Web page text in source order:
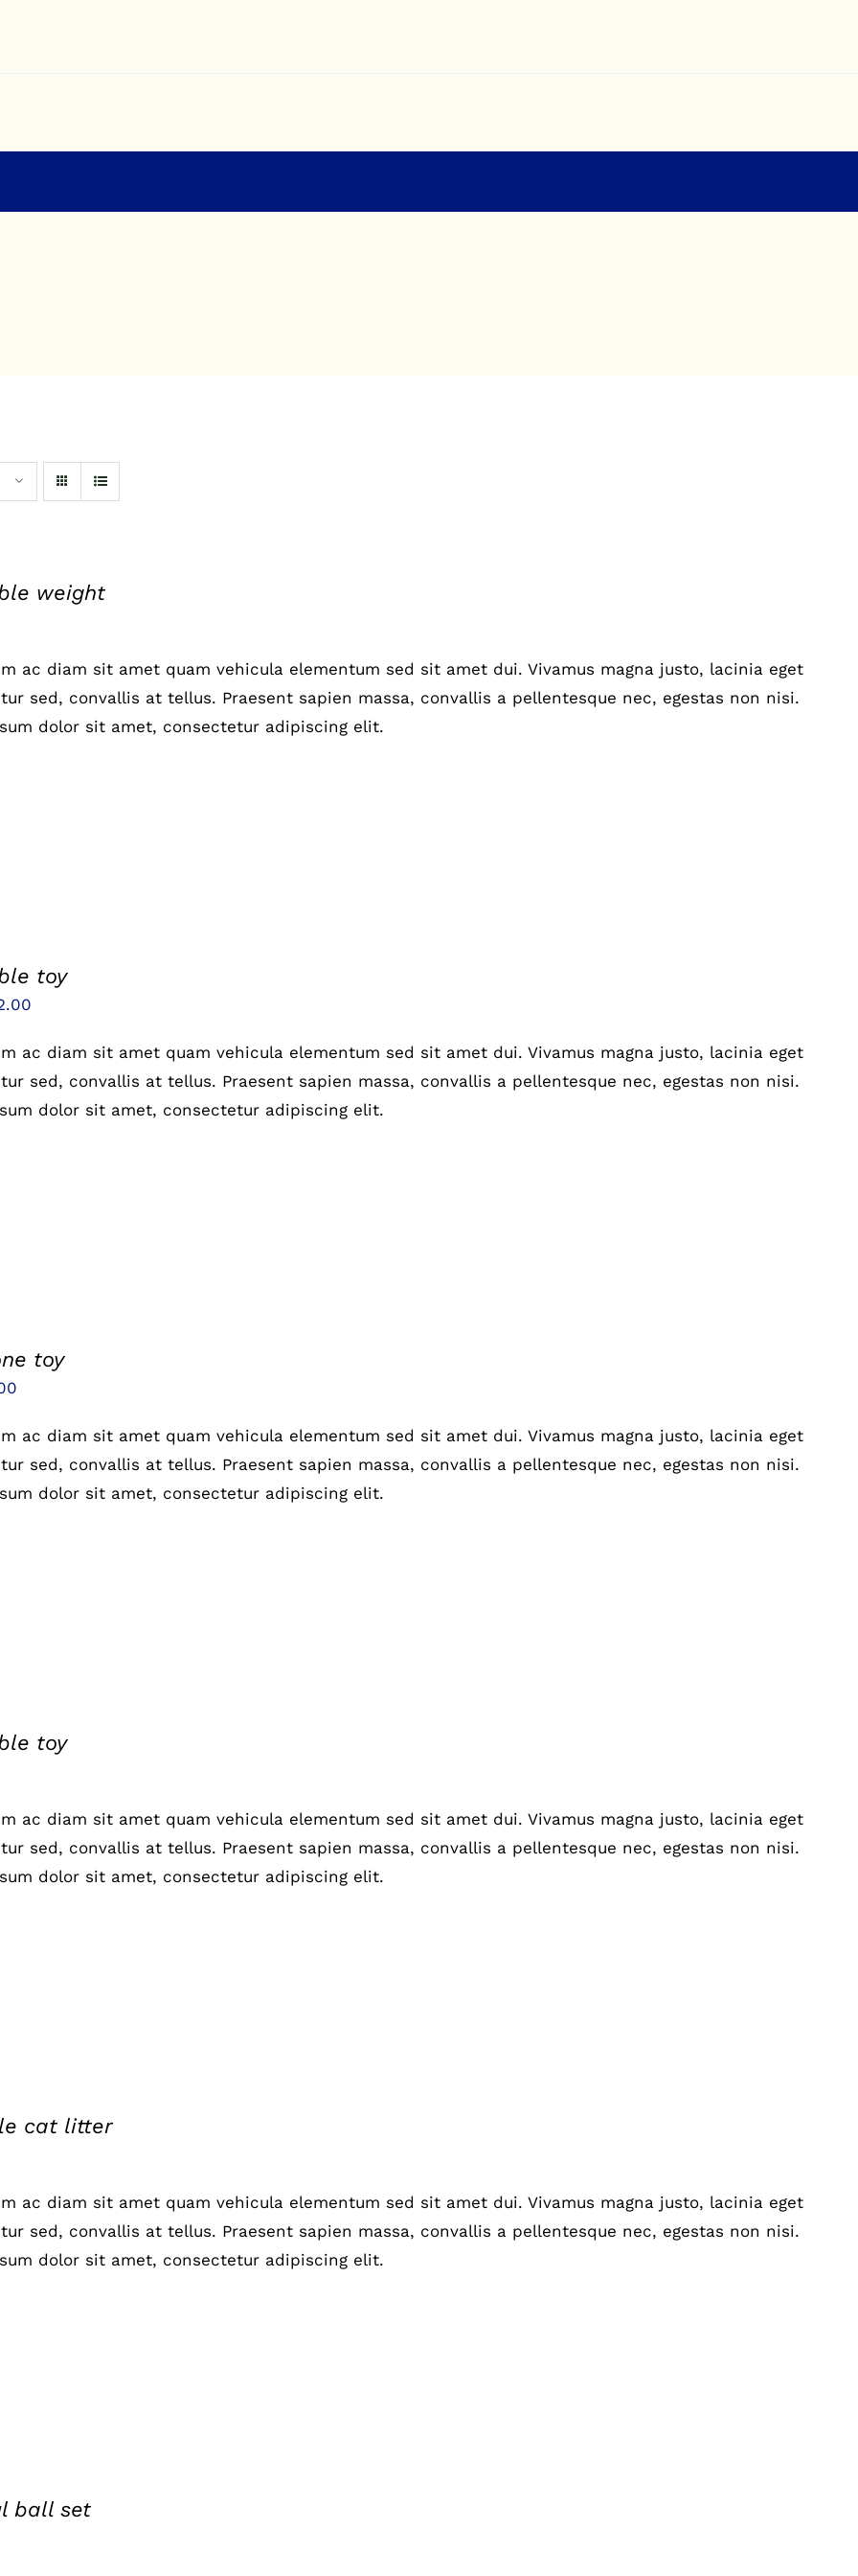
weight
ac diam sit amet quam vehicula elementum sed sit amet dui. Vivamus magna justo, lacinia eget
sed, convallis at tellus. Praesent sapien massa, convallis a pellentesque nec, egestas non nisi.
dolor sit amet, consectetur adipiscing elit.
toy
ist:
£12.00.
ac diam sit amet quam vehicula elementum sed sit amet dui. Vivamus magna justo, lacinia eget
sed, convallis at tellus. Praesent sapien massa, convallis a pellentesque nec, egestas non nisi.
dolor sit amet, consectetur adipiscing elit.
toy
ist:
£5.00.
ac diam sit amet quam vehicula elementum sed sit amet dui. Vivamus magna justo, lacinia eget
sed, convallis at tellus. Praesent sapien massa, convallis a pellentesque nec, egestas non nisi.
dolor sit amet, consectetur adipiscing elit.
toy
ac diam sit amet quam vehicula elementum sed sit amet dui. Vivamus magna justo, lacinia eget
sed, convallis at tellus. Praesent sapien massa, convallis a pellentesque nec, egestas non nisi.
dolor sit amet, consectetur adipiscing elit.
cat litter
ac diam sit amet quam vehicula elementum sed sit amet dui. Vivamus magna justo, lacinia eget
sed, convallis at tellus. Praesent sapien massa, convallis a pellentesque nec, egestas non nisi.
dolor sit amet, consectetur adipiscing elit.
ball set